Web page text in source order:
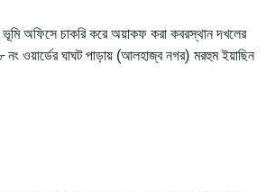
ভূমি অফিসে চাকরি করে অয়াকফ করা কবরস্থান দখলের
নং ওয়ার্ডের ঘাঘট পাড়ায় (আলহাজ্ব নগর) মরহুম ইয়াছিন